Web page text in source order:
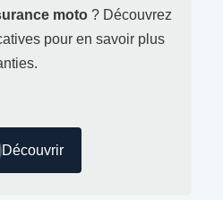
moto ? Découvrez
pour en savoir plus
Découvrir